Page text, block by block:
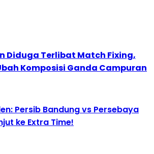
Diduga Terlibat Match Fixing,
Komposisi Ganda Campuran
Persib Bandung vs Persebaya
ke Extra Time!